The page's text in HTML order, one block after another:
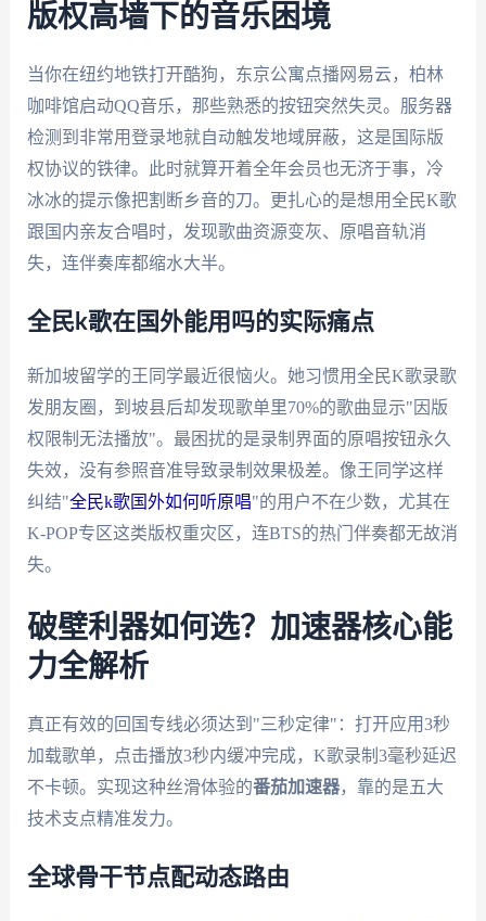
版权高墙下的音乐困境
当你在纽约地铁打开酷狗，东京公寓点播网易云，柏林
咖啡馆启动QQ音乐，那些熟悉的按钮突然失灵。服务器
检测到非常用登录地就自动触发地域屏蔽，这是国际版
权协议的铁律。此时就算开着全年会员也无济于事，冷
冰冰的提示像把割断乡音的刀。更扎心的是想用全民K歌
跟国内亲友合唱时，发现歌曲资源变灰、原唱音轨消
失，连伴奏库都缩水大半。
全民k歌在国外能用吗的实际痛点
新加坡留学的王同学最近很恼火。她习惯用全民K歌录歌
发朋友圈，到坡县后却发现歌单里70%的歌曲显示"因版
权限制无法播放"。最困扰的是录制界面的原唱按钮永久
失效，没有参照音准导致录制效果极差。像王同学这样
纠结"全民k歌国外如何听原唱"的用户不在少数，尤其在
K-POP专区这类版权重灾区，连BTS的热门伴奏都无故消
失。
破壁利器如何选？加速器核心能
力全解析
真正有效的回国专线必须达到"三秒定律"：打开应用3秒
加载歌单，点击播放3秒内缓冲完成，K歌录制3毫秒延迟
不卡顿。实现这种丝滑体验的番茄加速器，靠的是五大
技术支点精准发力。
全球骨干节点配动态路由